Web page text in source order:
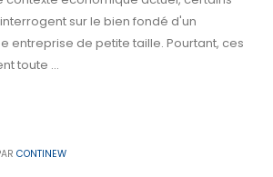
sur le bien fondé d'un
entreprise de petite taille. Pourtant, ces
toute ...
CONTINEW